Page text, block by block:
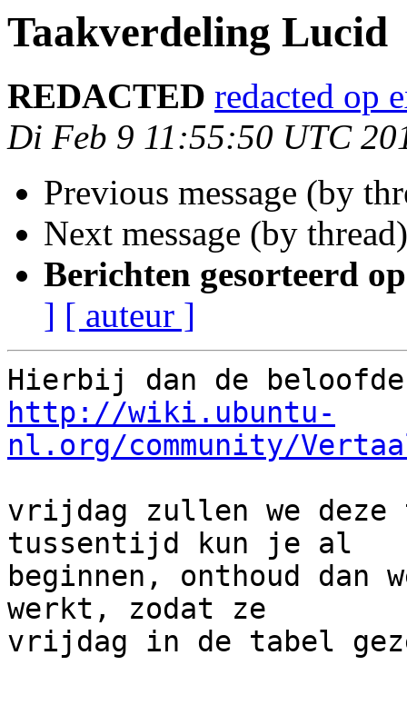
Taakverdeling Lucid
REDACTED redacted op
Di Feb 9 11:55:50 UTC
Previous message (by
Next message (by
Berichten gesorteerd
] [ auteur ]
http://wiki.ubuntu-
nl.org/community/
vrijdag zullen we
tussentijd kun je al
beginnen, onthoud dan
werkt, zodat ze
vrijdag in de tabel